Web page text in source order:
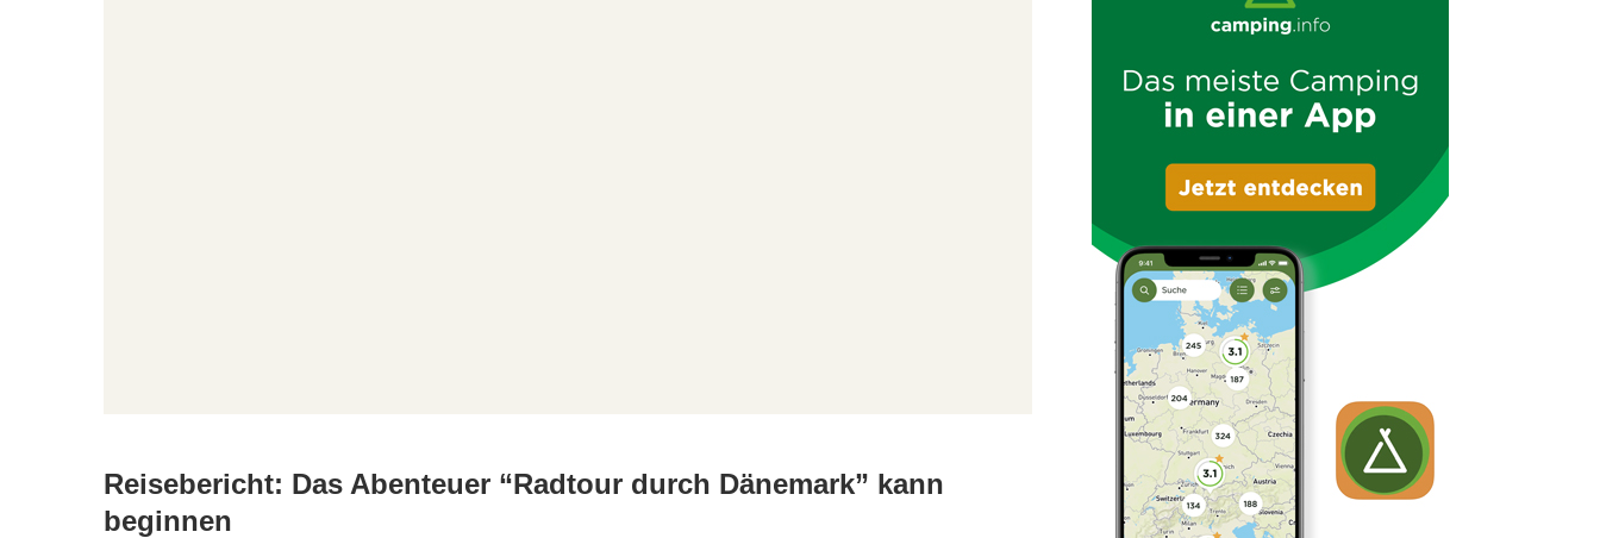
Reisebericht: Das Abenteuer “Radtour durch Dänemark” kann
beginnen